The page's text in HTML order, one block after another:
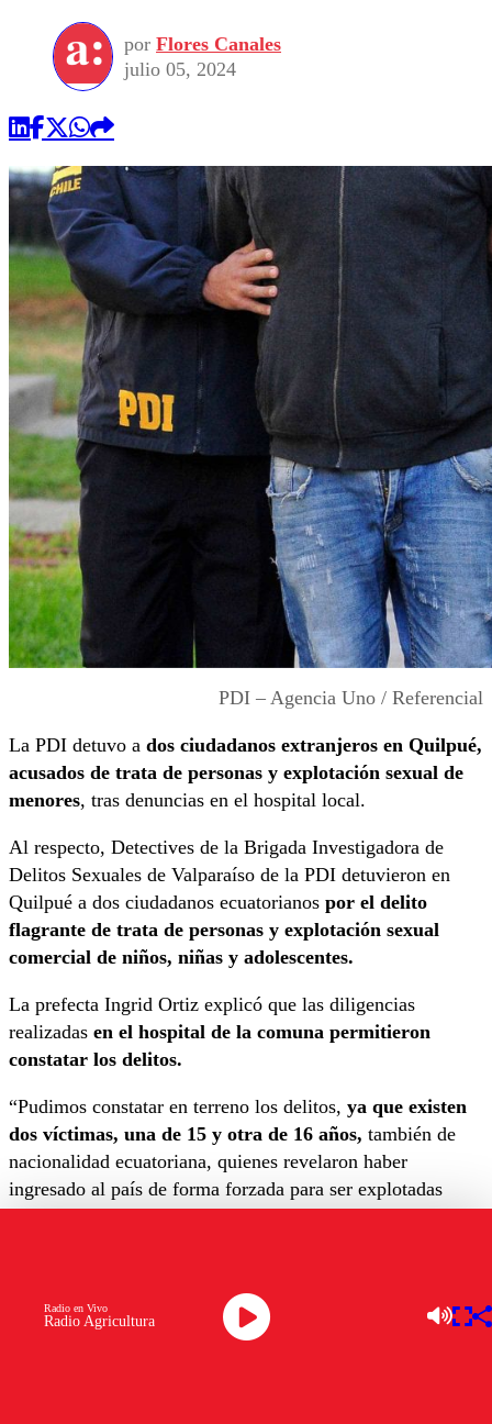
por Flores Canales
julio 05, 2024
PDI – Agencia Uno / Referencial
La PDI detuvo a dos ciudadanos extranjeros en Quilpué,
acusados de trata de personas y explotación sexual de
menores, tras denuncias en el hospital local.
Al respecto, Detectives de la Brigada Investigadora de
Delitos Sexuales de Valparaíso de la PDI detuvieron en
Quilpué a dos ciudadanos ecuatorianos por el delito
flagrante de trata de personas y explotación sexual
comercial de niños, niñas y adolescentes.
La prefecta Ingrid Ortiz explicó que las diligencias
realizadas en el hospital de la comuna permitieron
constatar los delitos.
“Pudimos constatar en terreno los delitos, ya que existen
dos víctimas, una de 15 y otra de 16 años, también de
nacionalidad ecuatoriana, quienes revelaron haber
ingresado al país de forma forzada para ser explotadas
del ilícito a los funcionarios del hospital,
inmediatamente denunciaron el hecho a las autoridades.
Radio Agricultura
Radio en Vivo